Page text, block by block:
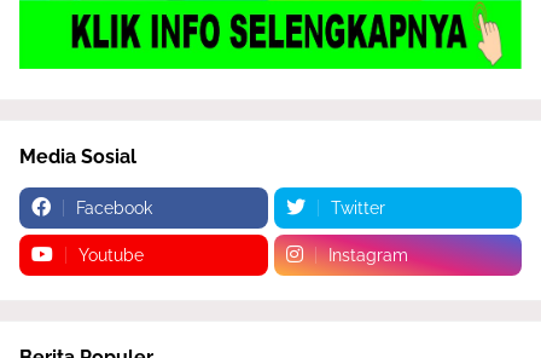
Media Sosial
Facebook Twitter
Youtube Instagram